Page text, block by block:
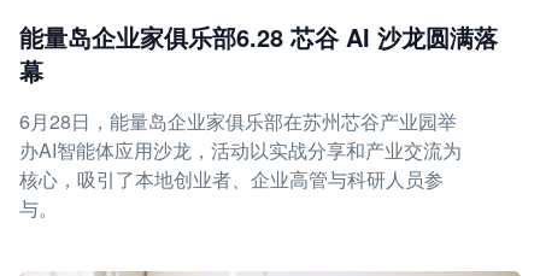
能量岛企业家俱乐部6.28 芯谷 AI 沙龙圆满落
幕
6月28日，能量岛企业家俱乐部在苏州芯谷产业园举
办AI智能体应用沙龙，活动以实战分享和产业交流为
核心，吸引了本地创业者、企业高管与科研人员参
与。